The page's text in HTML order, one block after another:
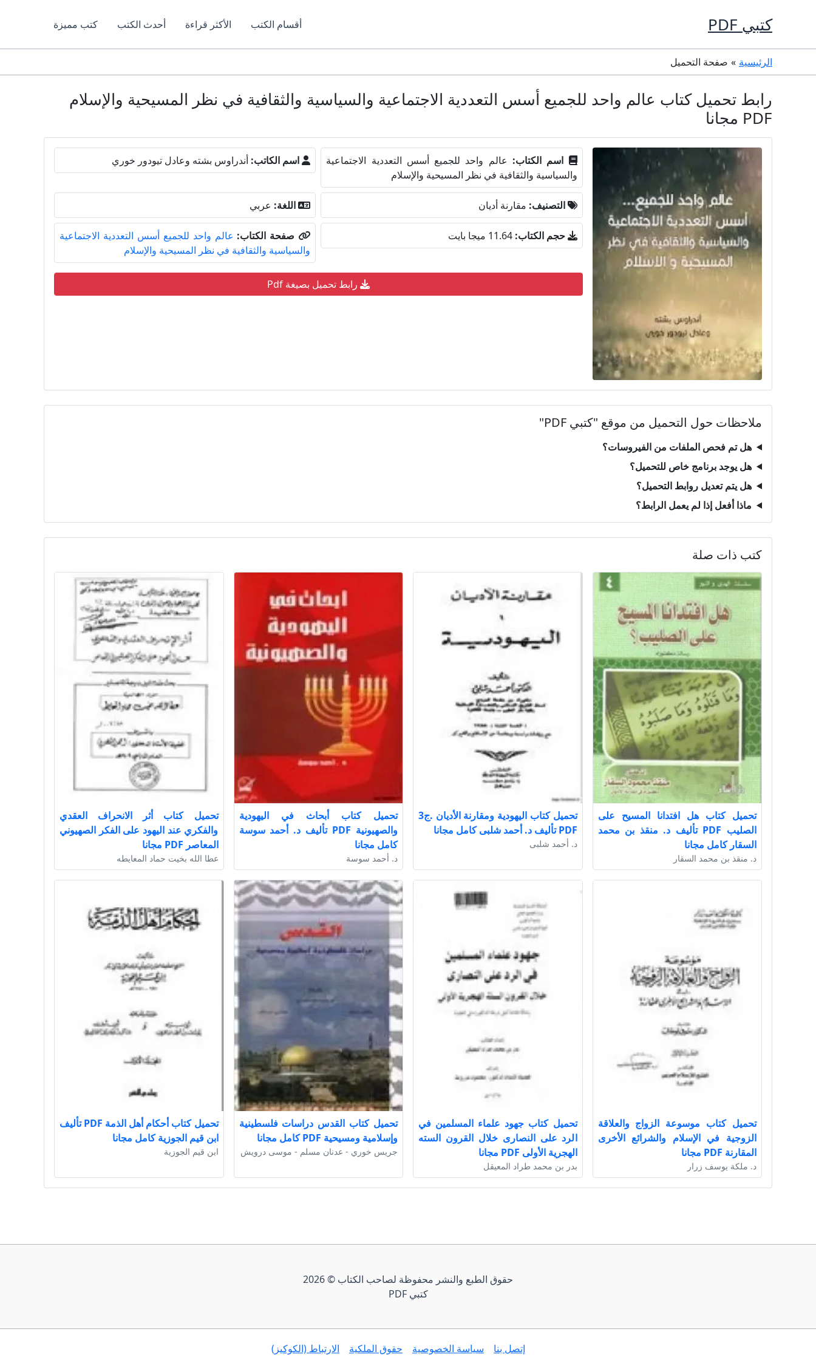
كتبي PDF أقسام الكتب الأكثر قراءة أحدث الكتب كتب مميزة
الرئيسية صفحة التحميل
رابط تحميل كتاب عالم واحد للجميع أسس التعددية الاجتماعية والسياسية والثقافية في نظر المسيحية والإسلام
PDF مجانا
اسم الكتاب: عالم واحد للجميع أسس التعددية الاجتماعية
والسياسية والثقافية في نظر المسيحية والإسلام
اسم الكاتب: أندراوس بشته وعادل تيودور خوري
التصنيف: مقارنة أديان اللغة: عربي
حجم الكتاب: 11.64 ميجا بايت صفحة الكتاب: عالم واحد للجميع أسس التعددية الاجتماعية
والسياسية والثقافية في نظر المسيحية والإسلام
رابط تحميل بصيغة Pdf
ملاحظات حول التحميل من موقع "كتبي PDF"
هل تم فحص الملفات من الفيروسات؟
هل يوجد برنامج خاص للتحميل؟
هل يتم تعديل روابط التحميل؟
ماذا أفعل إذا لم يعمل الرابط؟
كتب ذات صلة
تحميل كتاب هل افتدانا المسيح على
الصليب PDF تأليف د. منقذ بن محمد
السقار كامل مجانا
د. منقذ بن محمد السقار
تحميل كتاب اليهودية ومقارنة الأديان .ج3
PDF تأليف د. أحمد شلبى كامل مجانا
د. أحمد شلبى
تحميل كتاب أبحاث في اليهودية
والصهيونية PDF تأليف د. أحمد سوسة
كامل مجانا
د. أحمد سوسة
تحميل كتاب أثر الانحراف العقدي
والفكري عند اليهود على الفكر الصهيوني
المعاصر PDF مجانا
عطا الله بخيت حماد المعايطه
تحميل كتاب موسوعة الزواج والعلاقة
الزوجية في الإسلام والشرائع الأخرى
المقارنة PDF مجانا
د. ملكة يوسف زرار
تحميل كتاب جهود علماء المسلمين في
الرد على النصارى خلال القرون السته
الهجرية الأولى PDF مجانا
بدر بن محمد طراد المعيقل
تحميل كتاب القدس دراسات فلسطينية
وإسلامية ومسيحية PDF كامل مجانا
جريس خوري - عدنان مسلم - موسى درويش
تحميل كتاب أحكام أهل الذمة PDF تأليف
ابن قيم الجوزية كامل مجانا
ابن قيم الجوزية
حقوق الطبع والنشر محفوظة لصاحب الكتاب © 2026
كتبي PDF
إتصل بنا سياسة الخصوصية حقوق الملكية الارتباط (الكوكيز)